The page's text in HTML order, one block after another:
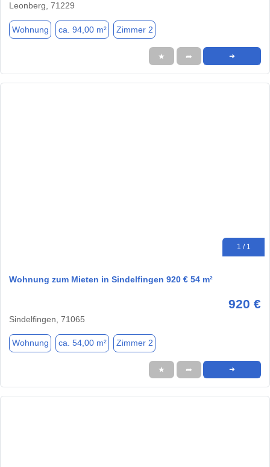
Leonberg, 71229
Wohnung ca. 94,00 m² Zimmer 2
★ ➦ ➜
1 / 1
Wohnung zum Mieten in Sindelfingen 920 € 54 m²
920 €
Sindelfingen, 71065
Wohnung ca. 54,00 m² Zimmer 2
★ ➦ ➜